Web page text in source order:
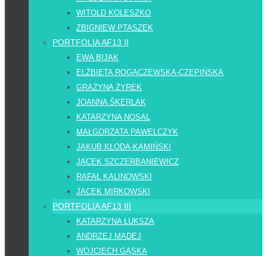
WITOLD KOLESZKO
ZBIGNIEW PTASZEK
PORTFOLIA AF13 II
EWA BIJAK
ELŻBIETA ROGACZEWSKA-CZĘPIŃSKA
GRAŻYNA ŻYREK
JOANNA ŠKERLAK
KATARZYNA NOSAL
MAŁGORZATA PAWELCZYK
JAKUB KŁODA-KAMIŃSKI
JACEK SZCZERBANIEWICZ
RAFAŁ KALINOWSKI
JACEK MIRKOWSKI
PORTFOLIA AF13 III
KATARZYNA ŁUKSZA
ANDRZEJ MADEJ
WOJCIECH GĄSKA